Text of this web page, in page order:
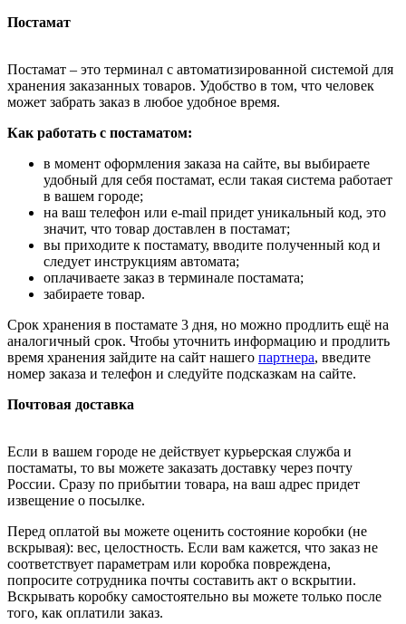
Постамат
Постамат – это терминал с автоматизированной системой для
хранения заказанных товаров. Удобство в том, что человек
может забрать заказ в любое удобное время.
Как работать с постаматом:
в момент оформления заказа на сайте, вы выбираете
удобный для себя постамат, если такая система работает
в вашем городе;
на ваш телефон или e-mail придет уникальный код, это
значит, что товар доставлен в постамат;
вы приходите к постамату, вводите полученный код и
следует инструкциям автомата;
оплачиваете заказ в терминале постамата;
забираете товар.
Срок хранения в постамате 3 дня, но можно продлить ещё на
аналогичный срок. Чтобы уточнить информацию и продлить
время хранения зайдите на сайт нашего партнера, введите
номер заказа и телефон и следуйте подсказкам на сайте.
Почтовая доставка
Если в вашем городе не действует курьерская служба и
постаматы, то вы можете заказать доставку через почту
России. Сразу по прибытии товара, на ваш адрес придет
извещение о посылке.
Перед оплатой вы можете оценить состояние коробки (не
вскрывая): вес, целостность. Если вам кажется, что заказ не
соответствует параметрам или коробка повреждена,
попросите сотрудника почты составить акт о вскрытии.
Вскрывать коробку самостоятельно вы можете только после
того, как оплатили заказ.